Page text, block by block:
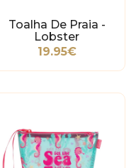
Toalha De Praia -
Lobster
19.95€